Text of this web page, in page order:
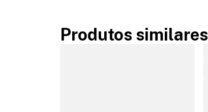
Produtos similares